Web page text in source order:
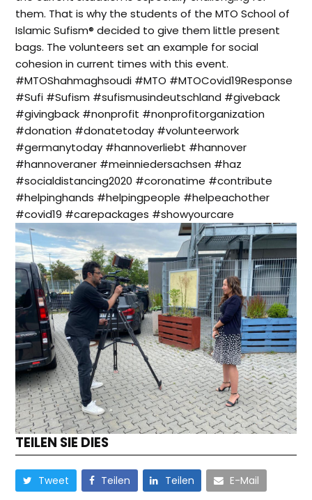
them. That is why the students of the MTO School of
Islamic Sufism®️ decided to give them little present
bags. The volunteers set an example for social
cohesion in current times with this event.
‌#MTOShahmaghsoudi #MTO #MTOCovid19Response
#Sufi #Sufism #sufismusindeutschland #giveback
#givingback #nonprofit #nonprofitorganization
#donation #donatetoday #volunteerwork
#germanytoday #hannoverliebt #hannover
#hannoveraner #meinniedersachsen #haz
#socialdistancing2020 #coronatime #contribute
#helpinghands #helpingpeople #helpeachother
#covid19 #carepackages #showyourcare
TEILEN SIE DIES
Tweet Teilen Teilen E-Mail